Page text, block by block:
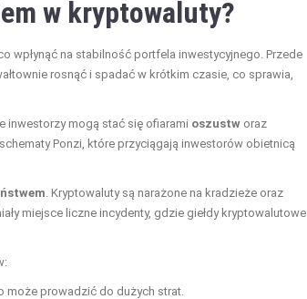
w kryptowaluty?
wpłynąć na stabilność portfela inwestycyjnego. Przede
rosnąć i spadać w krótkim czasie, co sprawia,
inwestorzy mogą stać się ofiarami oszustw oraz
Ponzi, które przyciągają inwestorów obietnicą
. Kryptowaluty są narażone na kradzieże oraz
miejsce liczne incydenty, gdzie giełdy kryptowalutowe
może prowadzić do dużych strat.